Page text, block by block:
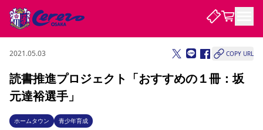
試合・チーム
試合について
試合日程 / 結果 順位表
観戦する
2021.05.03 COPY URL
読書推進プロジェクト「おすすめの１冊：坂
元達裕選手」
ホームタウン 青少年育成